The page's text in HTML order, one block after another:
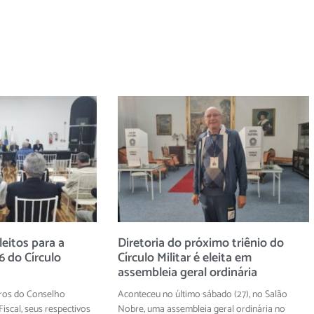
para a
do Círculo
do Conselho
seus respectivos
Diretoria do próximo triênio do
Círculo Militar é eleita em
assembleia geral ordinária
Aconteceu no último sábado (27), no Salão
Nobre, uma assembleia geral ordinária no